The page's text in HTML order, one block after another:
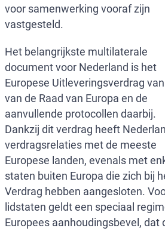
voor samenwerking vooraf zijn
vastgesteld.
Het belangrijkste multilaterale
document voor Nederland is het
Europese Uitleveringsverdrag
van de Raad van Europa en de
aanvullende protocollen daarbij.
Dankzij dit verdrag heeft
verdragsrelaties met de meeste
Europese landen, evenals met
staten buiten Europa die zich bij
Verdrag hebben aangesloten.
lidstaten geldt een speciaal
Europees aanhoudingsbevel, dat